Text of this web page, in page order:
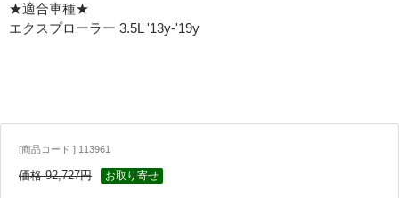
★適合車種★
エクスプローラー 3.5L '13y-'19y
[商品コード ] 113961
価格 92,727円 お取り寄せ